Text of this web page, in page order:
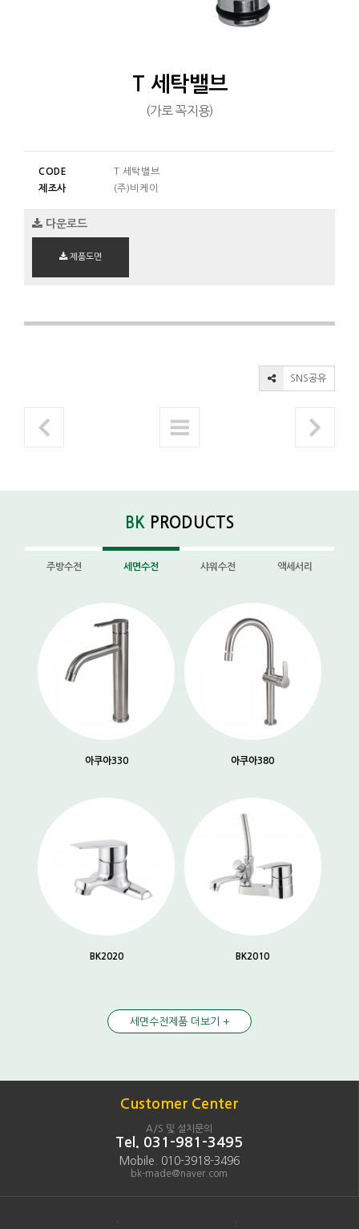
T 세탁밸브
(가로 꼭지용)
CODE
T 세탁밸브
제조사
(주)비케이
다운로드
제품도면
SNS공유
BK PRODUCTS
주방수전 세면수전 샤워수전 액세서리
아쿠아330 아쿠아380
BK2020 BK2010
세면수전제품 더보기 +
Customer Center
A/S 및 설치문의
Tel. 031-981-3495
Mobile. 010-3918-3496
bk-made@naver.com